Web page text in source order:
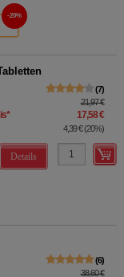
20%
7
21,97 €
* 17,58 €
4,39 €(20%)
Details
6
38,60 €